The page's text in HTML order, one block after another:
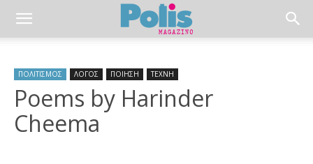
ΠΟΛΙΤΙΣΜΟΣ ΛΟΓΟΣ ΠΟΙΗΣΗ ΤΕΧΝΗ
Poems by Harinder
Cheema